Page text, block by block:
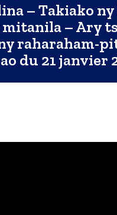
– Takiako ny
– Ary
raharaham-
du 21 janvier